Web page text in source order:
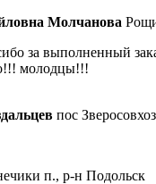
Молчанова
за выполненный
молодцы!!!
пос
п., р-н Подольск